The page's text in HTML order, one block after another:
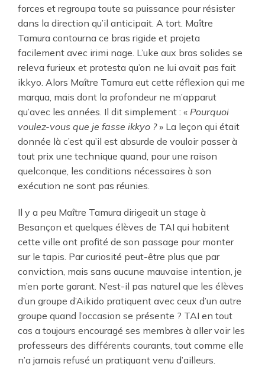
forces et regroupa toute sa puissance pour résister
dans la direction qu’il anticipait. A tort. Maître
Tamura contourna ce bras rigide et projeta
facilement avec irimi nage. L’uke aux bras solides se
releva furieux et protesta qu’on ne lui avait pas fait
ikkyo. Alors Maître Tamura eut cette réflexion qui me
marqua, mais dont la profondeur ne m’apparut
qu’avec les années. Il dit simplement : « Pourquoi
voulez-vous que je fasse ikkyo ?» La leçon qui était
donnée là c’est qu’il est absurde de vouloir passer à
tout prix une technique quand, pour une raison
quelconque, les conditions nécessaires à son
exécution ne sont pas réunies.
Il y a peu Maître Tamura dirigeait un stage à
Besançon et quelques élèves de TAI qui habitent
cette ville ont profité de son passage pour monter
sur le tapis. Par curiosité peut-être plus que par
conviction, mais sans aucune mauvaise intention, je
m’en porte garant. N’est-il pas naturel que les élèves
d’un groupe d’Aikido pratiquent avec ceux d’un autre
groupe quand l’occasion se présente ? TAI en tout
cas a toujours encouragé ses membres à aller voir les
professeurs des différents courants, tout comme elle
n’a jamais refusé un pratiquant venu d’ailleurs.